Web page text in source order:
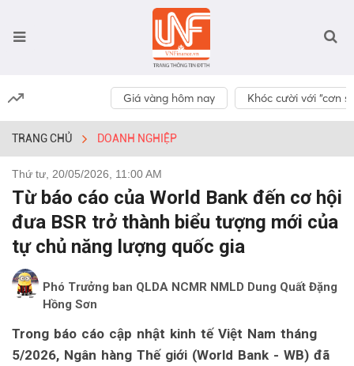
Giá vàng hôm nay Khóc cười với “cơn
TRANG CHỦ DOANH NGHIỆP
Thứ tư, 20/05/2026, 11:00 AM
Từ báo cáo của World Bank đến cơ hội
đưa BSR trở thành biểu tượng mới của
tự chủ năng lượng quốc gia
Phó Trưởng ban QLDA NCMR NMLD Dung Quất Đặng
Hồng Sơn
Trong báo cáo cập nhật kinh tế Việt Nam tháng
5/2026, Ngân hàng Thế giới (World Bank - WB) đã